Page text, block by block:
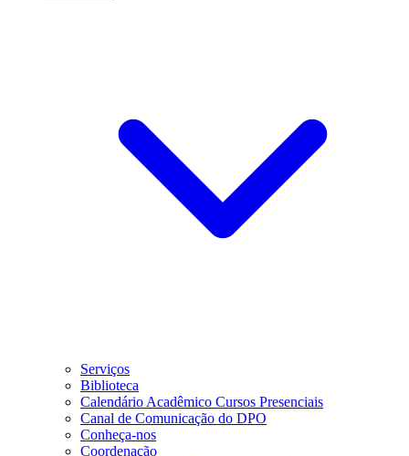
Serviços
Biblioteca
Calendário Acadêmico Cursos Presenciais
Canal de Comunicação do DPO
Conheça-nos
Coordenação